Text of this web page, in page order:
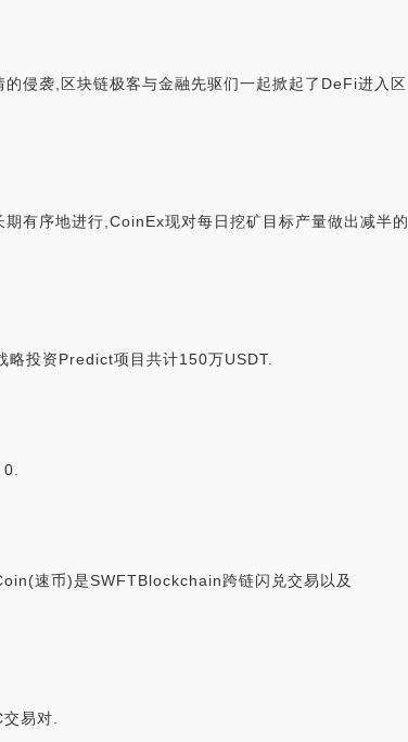
侵袭,区块链极客与金融先驱们一起掀起了DeFi进入区
有序地进行,CoinEx现对每日挖矿目标产量做出减半的
投资Predict项目共计150万USDT.
速币)是SWFTBlockchain跨链闪兑交易以及
易对.